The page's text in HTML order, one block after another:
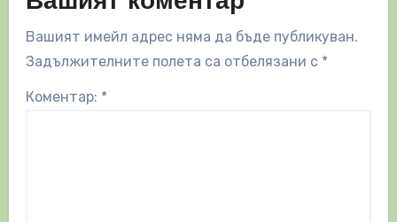
Вашият имейл адрес няма да бъде публикуван.
Задължителните полета са отбелязани с *
Коментар: *